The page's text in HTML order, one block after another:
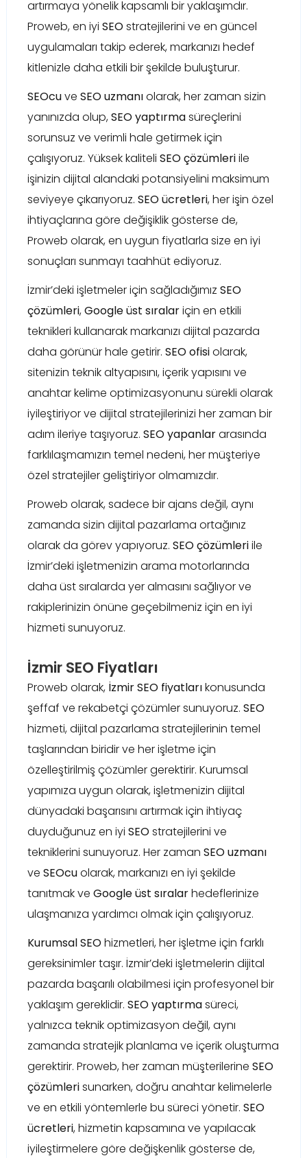
artırmaya yönelik kapsamlı bir yaklaşımdır.
Proweb, en iyi SEOstratejilerini ve en güncel
uygulamaları takip ederek, markanızı hedef
kitlenizle daha etkili bir şekilde buluşturur.
SEOcuve SEO uzmanıolarak, her zaman sizin
yanınızda olup,SEO yaptırmasüreçlerini
sorunsuz ve verimli hale getirmek için
çalışıyoruz. Yüksek kaliteli SEO çözümleriile
işinizin dijital alandaki potansiyelini maksimum
seviyeye çıkarıyoruz. SEO ücretleri, her işin özel
ihtiyaçlarına göre değişiklik gösterse de,
Proweb olarak, en uygun fiyatlarla size en iyi
sonuçları sunmayı taahhüt ediyoruz.
İzmir’deki işletmeler için sağladığımız SEO
çözümleri,Google üst sıralariçin en etkili
teknikleri kullanarak markanızı dijital pazarda
daha görünür hale getirir. SEO ofisiolarak,
sitenizin teknik altyapısını, içerik yapısını ve
anahtar kelime optimizasyonunu sürekli olarak
iyileştiriyor ve dijital stratejilerinizi her zaman bir
adım ileriye taşıyoruz. SEO yapanlararasında
farklılaşmamızın temel nedeni, her müşteriye
özel stratejiler geliştiriyor olmamızdır.
Proweb olarak, sadece bir ajans değil, aynı
zamanda sizin dijital pazarlama ortağınız
olarak da görev yapıyoruz. SEO çözümleriile
İzmir’deki işletmenizin arama motorlarında
daha üst sıralarda yer almasını sağlıyor ve
rakiplerinizin önüne geçebilmeniz için en iyi
hizmeti sunuyoruz.
İzmir SEO Fiyatları
Proweb olarak, İzmir SEO fiyatlarıkonusunda
şeffaf ve rekabetçi çözümler sunuyoruz. SEO
hizmeti, dijital pazarlama stratejilerinin temel
taşlarından biridir ve her işletme için
özelleştirilmiş çözümler gerektirir. Kurumsal
yapımıza uygun olarak, işletmenizin dijital
dünyadaki başarısını artırmak için ihtiyaç
duyduğunuz en iyi SEOstratejilerini ve
tekniklerini sunuyoruz. Her zaman SEO uzmanı
ve SEOcuolarak, markanızı en iyi şekilde
tanıtmak ve Google üst sıralarhedeflerinize
ulaşmanıza yardımcı olmak için çalışıyoruz.
Kurumsal SEOhizmetleri, her işletme için farklı
gereksinimler taşır. İzmir’deki işletmelerin dijital
pazarda başarılı olabilmesi için profesyonel bir
yaklaşım gereklidir. SEO yaptırmasüreci,
yalnızca teknik optimizasyon değil, aynı
zamanda stratejik planlama ve içerik oluşturma
gerektirir. Proweb, her zaman müşterilerine SEO
çözümlerisunarken, doğru anahtar kelimelerle
ve en etkili yöntemlerle bu süreci yönetir. SEO
ücretleri, hizmetin kapsamına ve yapılacak
iyileştirmelere göre değişkenlik gösterse de,